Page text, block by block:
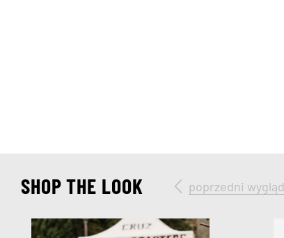
SHOP THE LOOK poprzedni wygląd